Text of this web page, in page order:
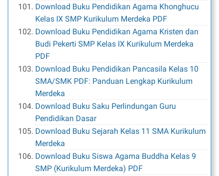
Download Buku Pendidikan Agama Khonghucu
Kelas IX SMP Kurikulum Merdeka PDF
Download Buku Pendidikan Agama Kristen dan
Budi Pekerti SMP Kelas IX Kurikulum Merdeka
PDF
Download Buku Pendidikan Pancasila Kelas 10
SMA/SMK PDF: Panduan Lengkap Kurikulum
Merdeka
Download Buku Saku Perlindungan Guru
Pendidikan Dasar
Download Buku Sejarah Kelas 11 SMA Kurikulum
Merdeka
Download Buku Siswa Agama Buddha Kelas 9
SMP (Kurikulum Merdeka) PDF